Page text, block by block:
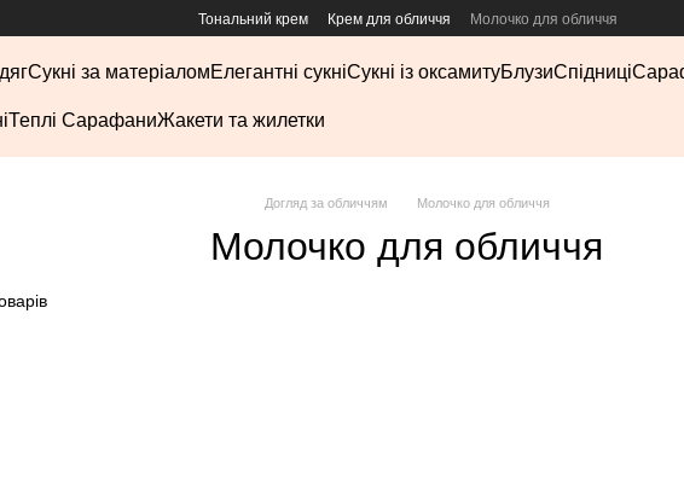
Тональний крем Крем для обличчя Молочко для обличчя
Сукні за матеріаломЕлегантні сукніСукні із оксамитуБлузиСпідниці
Теплі СарафаниЖакети та жилетки
Догляд за обличчям Молочко для обличчя
Молочко для обличчя